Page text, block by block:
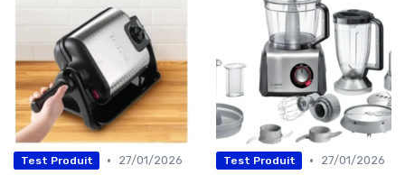
Test Produit •
27/01/2026
Test Produit •
27/01/2026